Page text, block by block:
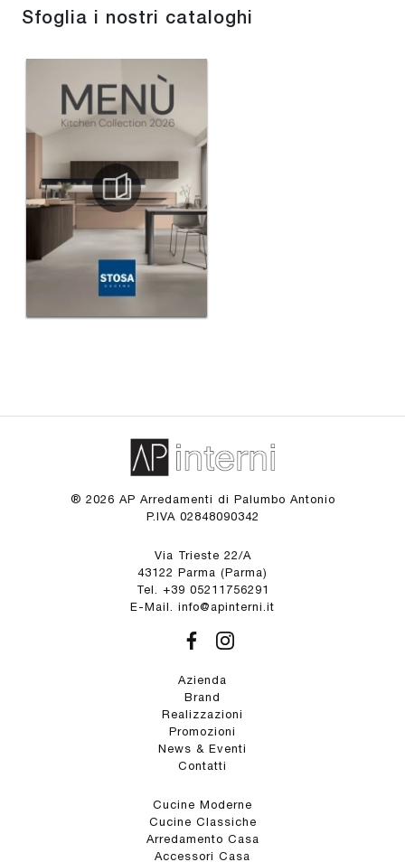
Sfoglia i nostri cataloghi
® 2026 AP Arredamenti di Palumbo Antonio
P.IVA 02848090342
Via Trieste 22/A
43122 Parma (Parma)
Tel. +39 05211756291
E-Mail. info@apinterni.it
Azienda
Brand
Realizzazioni
Promozioni
News & Eventi
Contatti
Cucine Moderne
Cucine Classiche
Arredamento Casa
Accessori Casa